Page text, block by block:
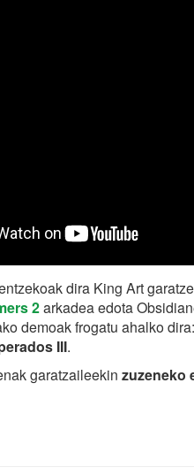
dira King Art
2arkadea edota
demoak frogatu ahalko
III.
garatzaileekin zuzeneko